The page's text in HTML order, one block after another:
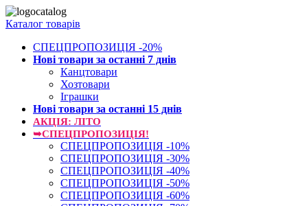
Каталог товарів
СПЕЦПРОПОЗИЦІЯ -20%
Нові товари за останнi 7 днiв
Канцтовари
Хозтовари
Іграшки
Нові товари за останнi 15 днiв
АКЦІЯ: ЛІТО
➥СПЕЦПРОПОЗИЦІЯ!
СПЕЦПРОПОЗИЦІЯ -10%
СПЕЦПРОПОЗИЦІЯ -30%
СПЕЦПРОПОЗИЦІЯ -40%
СПЕЦПРОПОЗИЦІЯ -50%
СПЕЦПРОПОЗИЦІЯ -60%